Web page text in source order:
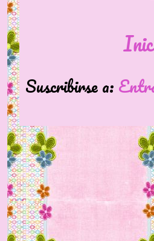
Suscribirse a: